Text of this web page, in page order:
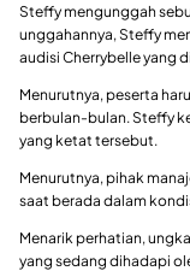
Steffy mengunggah
unggahannya, Steffy
audisi Cherrybelle yang
Menurutnya, peserta
berbulan-bulan. Steffy
yang ketat tersebut.
Menurutnya, pihak
saat berada dalam
Menarik perhatian,
yang sedang dihadapi